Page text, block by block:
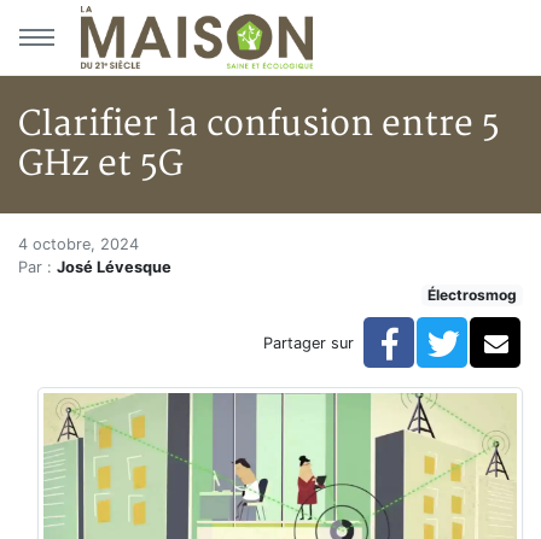
Aller au menu principal
Aller au contenu principal
Clarifier la confusion entre 5
GHz et 5G
Accueil
Articles
Clarifier la confusion entre 5 GHz et 5G
Clarifier la confusion entre 5
4 octobre, 2024
Par : José Lévesque
Électrosmog
Partager sur Facebook